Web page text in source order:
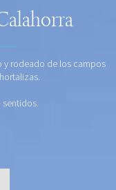
y rodeado de los campos
sentidos.